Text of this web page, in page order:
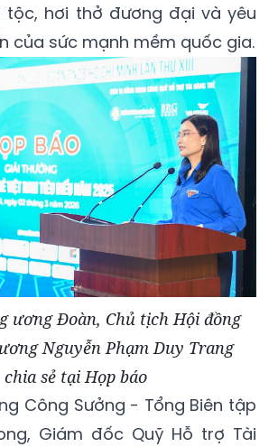
tộc, hơi thở đương đại và yêu
của sức mạnh mềm quốc gia.
ương Đoàn, Chủ tịch Hội đồng
Nguyễn Phạm Duy Trang
chia sẻ tại Họp báo
Công Sưởng - Tổng Biên tập
Giám đốc Quỹ Hỗ trợ Tài